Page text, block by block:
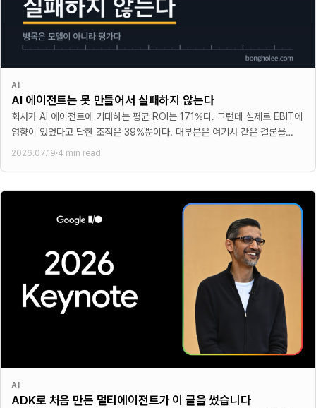
AI
AI 에이전트는 못 만들어서 실패하지 않는다
회사가 AI 에이전트에 기대하는 평균 ROI는 171%다. 그런데 실제로 EBIT에
영향이 있었다고 답한 조직은 39%뿐이다. 대부분은 여기서 같은 결론을
내린다. 모델이 아직
2026.07.19·4 min read
AI
ADK로 처음 만든 멀티에이전트가 이 글을 썼습니다